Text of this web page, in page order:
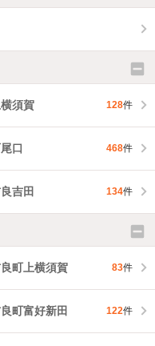
横須賀 128件
口 468件
吉田 134件
町上横須賀 83件
町富好新田 122件